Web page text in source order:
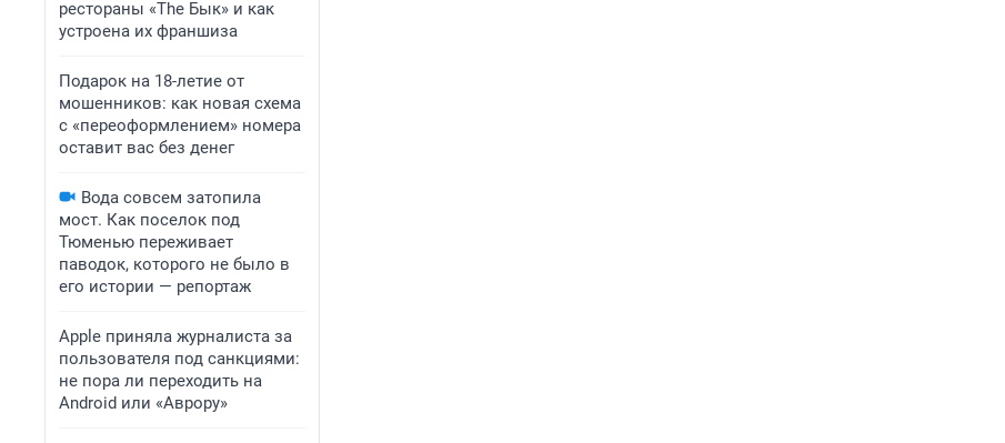
рестораны «The Бык» и как
устроена их франшиза
Подарок на 18-летие от
мошенников: как новая схема
с «переоформлением» номера
оставит вас без денег
Вода совсем затопила
мост. Как поселок под
Тюменью переживает
паводок, которого не было в
его истории — репортаж
Apple приняла журналиста за
пользователя под санкциями:
не пора ли переходить на
Android или «Аврору»